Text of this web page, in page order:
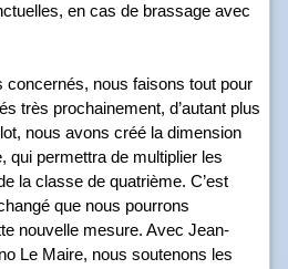
en cas de brassage avec
nous faisons tout pour
très prochainement, d’autant plus
nous avons créé la dimension
qui permettra de multiplier les
la classe de quatrième. C’est
que nous pourrons
nouvelle mesure. Avec Jean-
Le Maire, nous soutenons les